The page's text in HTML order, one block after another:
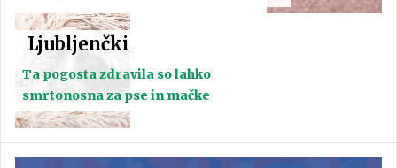
Ljubljenčki
Ta pogosta zdravila so lahko
smrtonosna za pse in mačke